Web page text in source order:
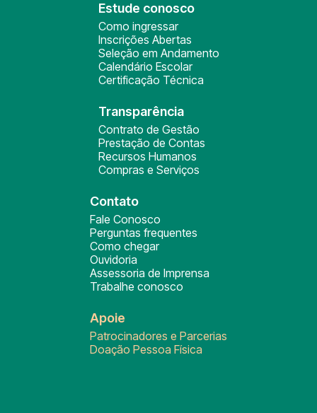
Estude conosco
Como ingressar
Inscrições Abertas
Seleção em Andamento
Calendário Escolar
Certificação Técnica
Transparência
Contrato de Gestão
Prestação de Contas
Recursos Humanos
Compras e Serviços
Contato
Fale Conosco
Perguntas frequentes
Como chegar
Ouvidoria
Assessoria de Imprensa
Trabalhe conosco
Apoie
Patrocinadores e Parcerias
Doação Pessoa Física